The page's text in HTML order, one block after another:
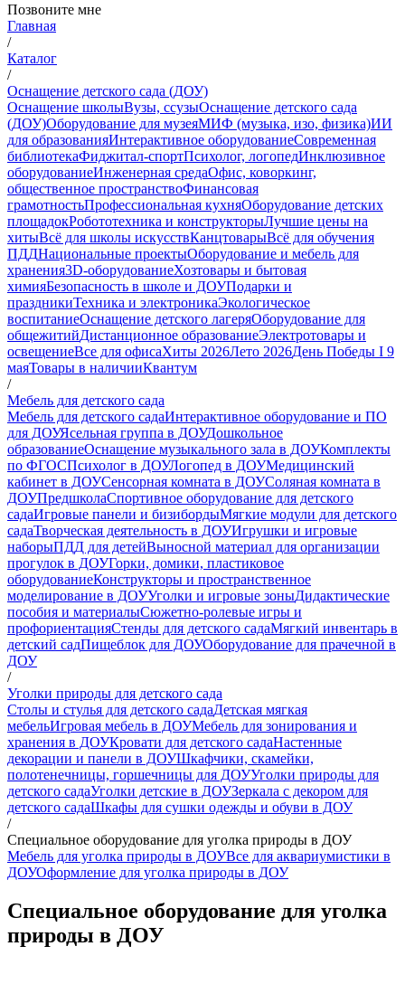
Позвоните мне
Главная
/
Каталог
/
Оснащение детского сада (ДОУ)
Оснащение школыВузы, ссузыОснащение детского сада
(ДОУ)Оборудование для музеяМИФ (музыка, изо, физика)ИИ
для образованияИнтерактивное оборудованиеСовременная
библиотекаФиджитал-спортПсихолог, логопедИнклюзивное
оборудованиеИнженерная средаОфис, коворкинг,
общественное пространствоФинансовая
грамотностьПрофессиональная кухняОборудование детских
площадокРобототехника и конструкторыЛучшие цены на
хитыВсё для школы искусствКанцтоварыВсё для обучения
ПДДНациональные проектыОборудование и мебель для
хранения3D-оборудованиеХозтовары и бытовая
химияБезопасность в школе и ДОУПодарки и
праздникиТехника и электроникаЭкологическое
воспитаниеОснащение детского лагеряОборудование для
общежитийДистанционное образованиеЭлектротовары и
освещениеВсе для офисаХиты 2026Лето 2026День Победы I 9
маяТовары в наличииКвантум
/
Мебель для детского сада
Мебель для детского садаИнтерактивное оборудование и ПО
для ДОУЯсельная группа в ДОУДошкольное
образованиеОснащение музыкального зала в ДОУКомплекты
по ФГОСПсихолог в ДОУЛогопед в ДОУМедицинский
кабинет в ДОУСенсорная комната в ДОУСоляная комната в
ДОУПредшколаСпортивное оборудование для детского
садаИгровые панели и бизибордыМягкие модули для детского
садаТворческая деятельность в ДОУИгрушки и игровые
наборыПДД для детейВыносной материал для организации
прогулок в ДОУГорки, домики, пластиковое
оборудованиеКонструкторы и пространственное
моделирование в ДОУУголки и игровые зоныДидактические
пособия и материалыСюжетно-ролевые игры и
профориентацияСтенды для детского садаМягкий инвентарь в
детский садПищеблок для ДОУОборудование для прачечной в
ДОУ
/
Уголки природы для детского сада
Столы и стулья для детского садаДетская мягкая
мебельИгровая мебель в ДОУМебель для зонирования и
хранения в ДОУКровати для детского садаНастенные
декорации и панели в ДОУШкафчики, скамейки,
полотенечницы, горшечницы для ДОУУголки природы для
детского садаУголки детские в ДОУЗеркала с декором для
детского садаШкафы для сушки одежды и обуви в ДОУ
/
Специальное оборудование для уголка природы в ДОУ
Мебель для уголка природы в ДОУВсе для аквариумистики в
ДОУОформление для уголка природы в ДОУ
Специальное оборудование для уголка
природы в ДОУ